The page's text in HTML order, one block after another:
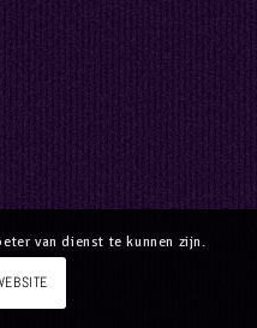
van dienst te kunnen zijn.